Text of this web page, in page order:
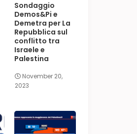
Sondaggio
Demos&Pi e
Demetra per La
Repubblica sul
conflitto tra
Israele e
Palestina
November 20,
2023